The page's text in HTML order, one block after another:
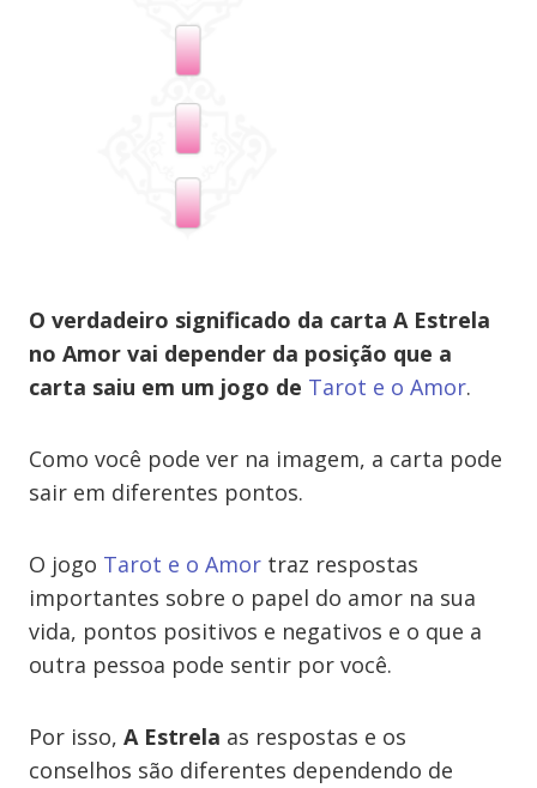
O verdadeiro significado da carta A Estrela
no Amor vai depender da posição que a
carta saiu em um jogo de Tarot e o Amor.
Como você pode ver na imagem, a carta pode
sair em diferentes pontos.
O jogo Tarot e o Amor traz respostas
importantes sobre o papel do amor na sua
vida, pontos positivos e negativos e o que a
outra pessoa pode sentir por você.
Por isso, A Estrela as respostas e os
conselhos são diferentes dependendo de